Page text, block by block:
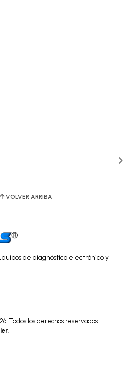
VOLVER ARRIBA
de diagnóstico electrónico y
Todos los derechos reservados.